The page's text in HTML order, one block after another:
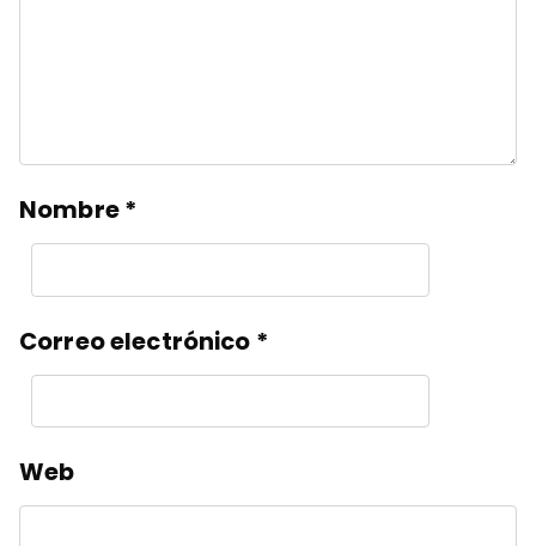
Nombre*
Correo electrónico *
Web